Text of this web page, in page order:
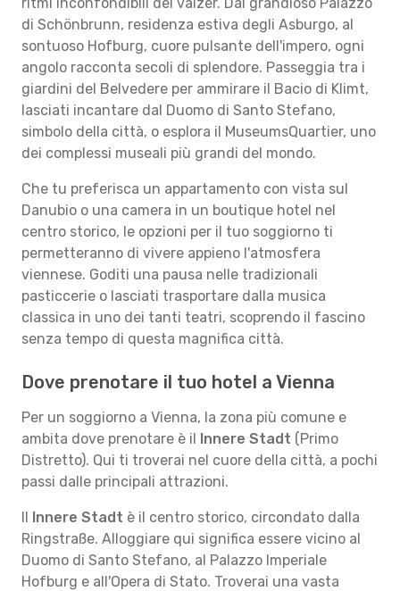
di Schönbrunn, residenza estiva degli Asburgo, al
sontuoso Hofburg, cuore pulsante dell'impero, ogni
angolo racconta secoli di splendore. Passeggia tra i
giardini del Belvedere per ammirare il Bacio di Klimt,
lasciati incantare dal Duomo di Santo Stefano,
simbolo della città, o esplora il MuseumsQuartier, uno
dei complessi museali più grandi del mondo.
Che tu preferisca un appartamento con vista sul
Danubio o una camera in un boutique hotel nel
centro storico, le opzioni per il tuo soggiorno ti
permetteranno di vivere appieno l'atmosfera
viennese. Goditi una pausa nelle tradizionali
pasticcerie o lasciati trasportare dalla musica
classica in uno dei tanti teatri, scoprendo il fascino
senza tempo di questa magnifica città.
Dove prenotare il tuo hotel a Vienna
Per un soggiorno a Vienna, la zona più comune e
ambita dove prenotare è il Innere Stadt (Primo
Distretto). Qui ti troverai nel cuore della città, a pochi
passi dalle principali attrazioni.
Il Innere Stadt è il centro storico, circondato dalla
Ringstraße. Alloggiare qui significa essere vicino al
Duomo di Santo Stefano, al Palazzo Imperiale
Hofburg e all'Opera di Stato. Troverai una vasta